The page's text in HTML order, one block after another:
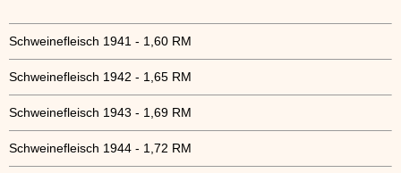
Schweinefleisch 1941 - 1,60 RM
Schweinefleisch 1942 - 1,65 RM
Schweinefleisch 1943 - 1,69 RM
Schweinefleisch 1944 - 1,72 RM